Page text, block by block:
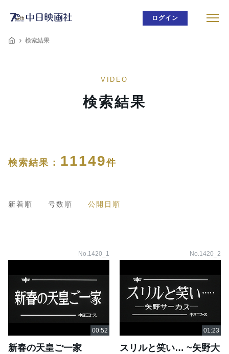
ログイン
検索結果
VIDEO
検索結果
検索結果 : 11149件
新着順 号数順 公開日順
No.1420_1
新春の天皇ご一家
No.1420_2
スリルと笑い… ~矢野大